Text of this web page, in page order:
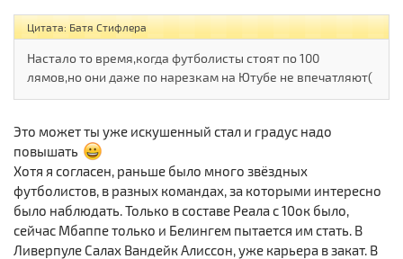
Цитата: Батя Стифлера
Настало то время,когда футболисты стоят по 100
лямов,но они даже по нарезкам на Ютубе не впечатляют(
Это может ты уже искушенный стал и градус надо
повышать
Хотя я согласен, раньше было много звёздных
футболистов, в разных командах, за которыми интересно
было наблюдать. Только в составе Реала с 10ок было,
сейчас Мбаппе только и Белингем пытается им стать. В
Ливерпуле Салах Вандейк Алиссон, уже карьера в закат. В